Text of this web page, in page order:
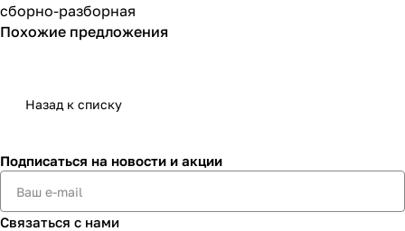
сборно-разборная
Похожие предложения
Назад к списку
Подписаться на новости и акции
Связаться с нами